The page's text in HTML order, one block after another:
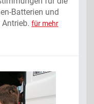
Batterien und
für mehr